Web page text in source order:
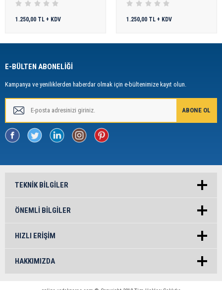
1.250,00 TL + KDV 1.250,00 TL + KDV
E-BÜLTEN ABONELİĞİ
Kampanya ve yeniliklerden haberdar olmak için e-bültenimize kayıt olun.
TEKNIK BILGILER
ÖNEMLI BILGILER
HIZLI ERIŞIM
HAKKIMIZDA